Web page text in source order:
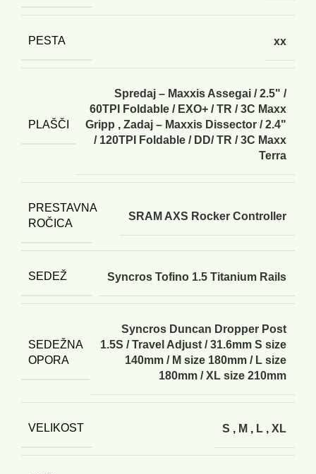
PESTA xx
PLAŠČI
Spredaj – Maxxis Assegai / 2.5" /
60TPI Foldable / EXO+ / TR / 3C Maxx
Gripp , Zadaj – Maxxis Dissector / 2.4"
/ 120TPI Foldable / DD/ TR / 3C Maxx
Terra
PRESTAVNA
ROČICA
SRAM AXS Rocker Controller
SEDEŽ Syncros Tofino 1.5 Titanium Rails
SEDEŽNA
OPORA
Syncros Duncan Dropper Post
1.5S / Travel Adjust / 31.6mm S size
140mm / M size 180mm / L size
180mm / XL size 210mm
VELIKOST S , M , L , XL